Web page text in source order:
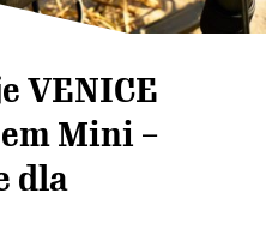
VENICE
Mini –
dla